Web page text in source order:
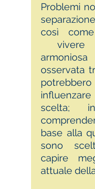
Problemi
così
vivere
osservata
scelta;
base alla
sono
capire
attuale